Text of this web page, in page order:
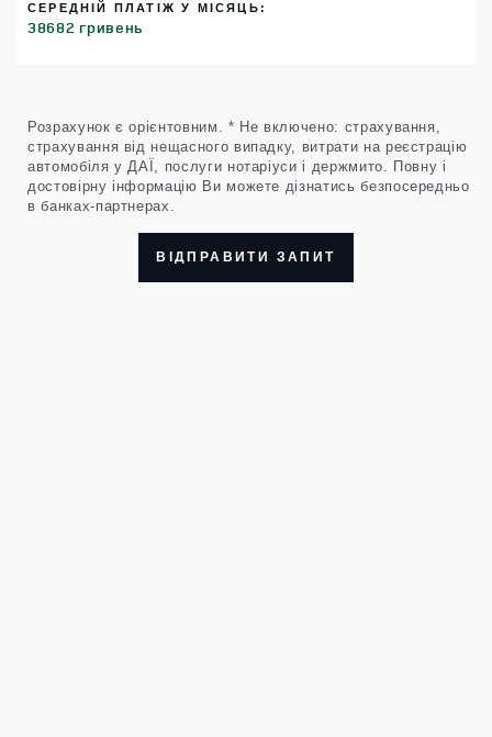
СЕРЕДНІЙ ПЛАТІЖ У МІСЯЦЬ:
38682 гривень
Розрахунок є орієнтовним. * Не включено: страхування,
страхування від нещасного випадку, витрати на реєстрацію
автомобіля у ДАЇ, послуги нотаріуси і держмито. Повну і
достовірну інформацію Ви можете дізнатись безпосередньо
в банках-партнерах.
ВІДПРАВИТИ ЗАПИТ